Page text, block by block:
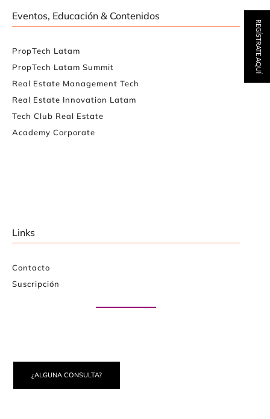
Eventos, Educación & Contenidos
PropTech Latam
PropTech Latam Summit
Real Estate Management Tech
Real Estate Innovation Latam
Tech Club Real Estate
Academy Corporate
Links
Contacto
Suscripción
¿ALGUNA CONSULTA?
REGÍSTRATE AQUÍ